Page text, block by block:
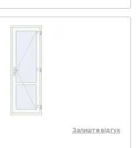
Залиште відгук